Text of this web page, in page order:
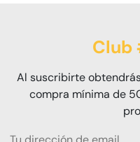
Club
Al suscribirte
compra mínima de